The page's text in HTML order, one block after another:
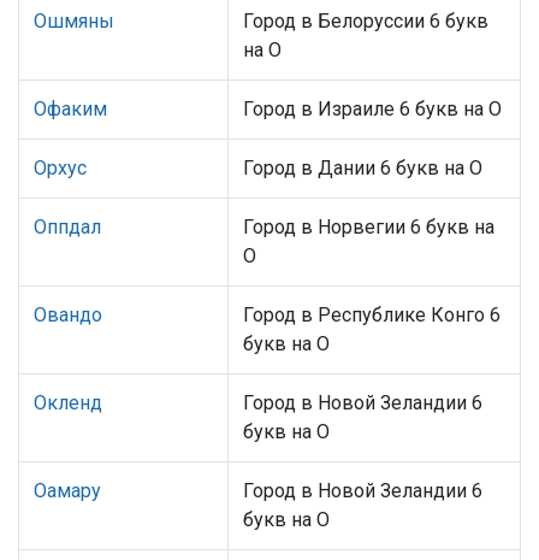
Ошмяны
Город в Белоруссии 6 букв
на О
Офаким Город в Израиле 6 букв на О
Орхус Город в Дании 6 букв на О
Оппдал
Город в Норвегии 6 букв на
О
Овандо
Город в Республике Конго 6
букв на О
Окленд
Город в Новой Зеландии 6
букв на О
Оамару
Город в Новой Зеландии 6
букв на О